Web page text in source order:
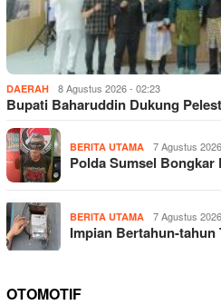
DAERAH 8 Agustus 2026 - 02:23
Bupati Baharuddin Dukung
BERITA UTAMA 7 Agustus
Polda Sumsel
BERITA UTAMA 7 Agustus
Impian Bertahun-
OTOMOTIF